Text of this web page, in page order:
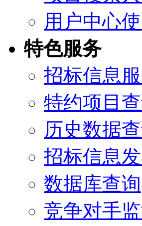
用户中心
特色服务
招标信息
特约项目
历史数据
招标信息
数据库查询
竞争对手监